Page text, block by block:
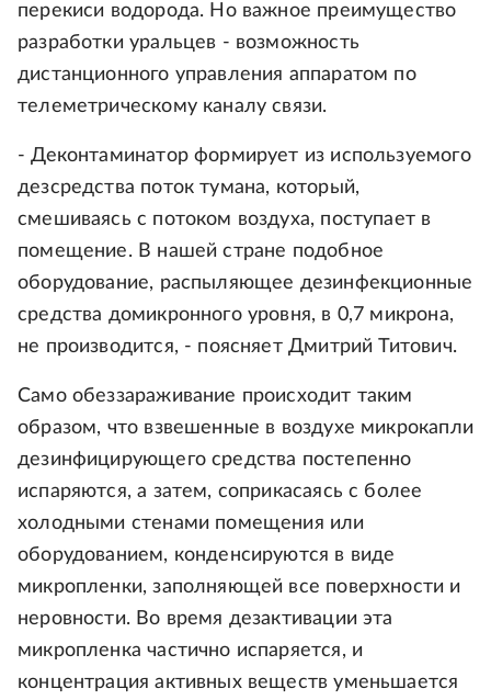
перекиси водорода. Но важное преимущество
разработки уральцев - возможность
дистанционного управления аппаратом по
телеметрическому каналу связи.
- Деконтаминатор формирует из используемого
дезсредства поток тумана, который,
смешиваясь с потоком воздуха, поступает в
помещение. В нашей стране подобное
оборудование, распыляющее дезинфекционные
средства домикронного уровня, в 0,7 микрона,
не производится, - поясняет Дмитрий Титович.
Само обеззараживание происходит таким
образом, что взвешенные в воздухе микрокапли
дезинфицирующего средства постепенно
испаряются, а затем, соприкасаясь с более
холодными стенами помещения или
оборудованием, конденсируются в виде
микропленки, заполняющей все поверхности и
неровности. Во время дезактивации эта
микропленка частично испаряется, и
концентрация активных веществ уменьшается